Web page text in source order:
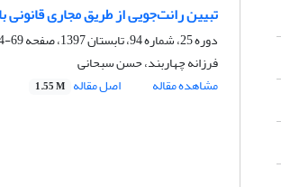
تبیین رانت‌جویی از طریق مجاری قانونی
دوره 25، شماره 94، تابستان 1397، صفحه
69-114
فرزانه چهاربند، حسن سبحانی
مشاهده مقاله
اصل مقاله 1.55 M